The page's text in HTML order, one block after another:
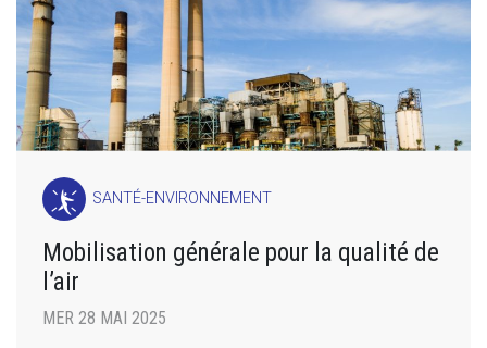
SANTÉ-ENVIRONNEMENT
Mobilisation générale pour la qualité de
l’air
MER 28 MAI 2025